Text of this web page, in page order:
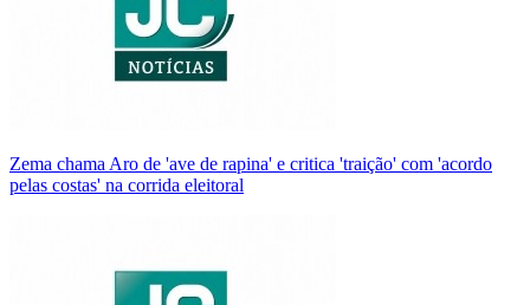
Zema chama Aro de 'ave de rapina' e critica 'traição' com 'acordo
pelas costas' na corrida eleitoral